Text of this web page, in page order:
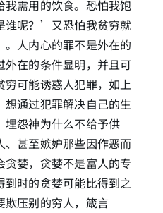
需用的饮食。恐怕我饱
谁呢？’又恐怕我贫穷就
人内心的罪不是外在的
在的条件显明，并且可
可能诱惑人犯罪，如上
通过犯罪解决自己的生
怨神为什么不给予供
甚至嫉妒那些因作恶而
婪，贪婪不是富人的专
时的贪婪可能比得到之
欺压别的穷人，箴言